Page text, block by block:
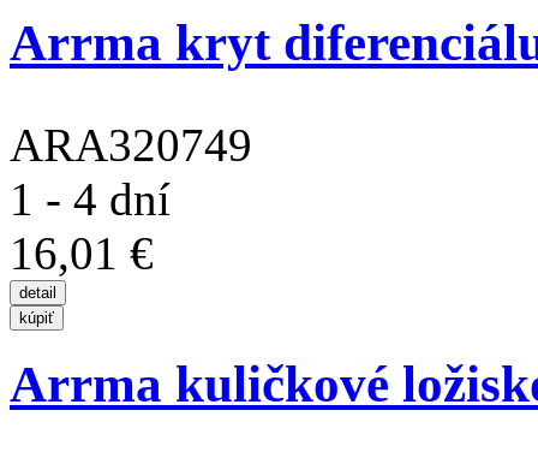
Arrma kryt
ARA320749
1 - 4 dní
16,01 €
Arrma kuličkové